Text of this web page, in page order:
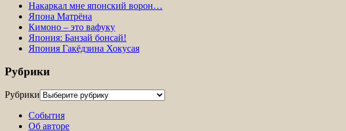
Накаркал мне японский ворон…
Япона Матрёна
Кимоно – это вафуку
Япония: Банзай бонсай!
Япония Гакёдзина Хокусая
Рубрики
Рубрики
События
Об авторе